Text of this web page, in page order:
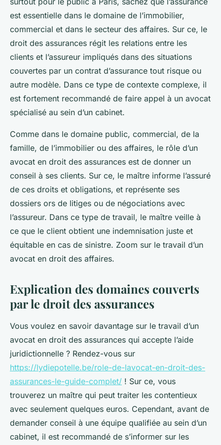
est essentielle dans le domaine de l’immobilier,
commercial et dans le secteur des affaires. Sur ce, le
droit des assurances régit les relations entre les
clients et l’assureur impliqués dans des situations
couvertes par un contrat d’assurance tout risque ou
autre modèle. Dans ce type de contexte complexe, il
est fortement recommandé de faire appel à un avocat
spécialisé au sein d’un cabinet.
Comme dans le domaine public, commercial, de la
famille, de l’immobilier ou des affaires, le rôle d’un
avocat en droit des assurances est de donner un
conseil à ses clients. Sur ce, le maître informe l’assuré
de ces droits et obligations, et représente ses
dossiers ors de litiges ou de négociations avec
l’assureur. Dans ce type de travail, le maître veille à
ce que le client obtient une indemnisation juste et
équitable en cas de sinistre. Zoom sur le travail d’un
avocat en droit des affaires.
Explication des domaines couverts
par le droit des assurances
Vous voulez en savoir davantage sur le travail d’un
avocat en droit des assurances qui accepte l’aide
juridictionnelle ? Rendez-vous sur
https://lydiepotelle.be/role-de-lavocat-en-droit-des-
assurances-le-guide-complet/ ! Sur ce, vous
trouverez un maître qui peut traiter les contentieux
avec seulement quelques euros. Cependant, avant de
demander conseil à une équipe qualifiée au sein d’un
cabinet, il est recommandé de s’informer sur les